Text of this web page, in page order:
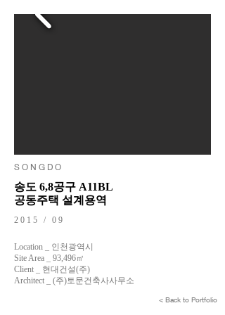
S O N G D O
송도 6,8공구 A11BL
공동주택 설계용역
2015 / 09
Location _ 인천광역시
Site Area _ 93,496㎡
Client _ 현대건설(주)
Architect _ (주)토문건축사사무소
< Back to Portfolio